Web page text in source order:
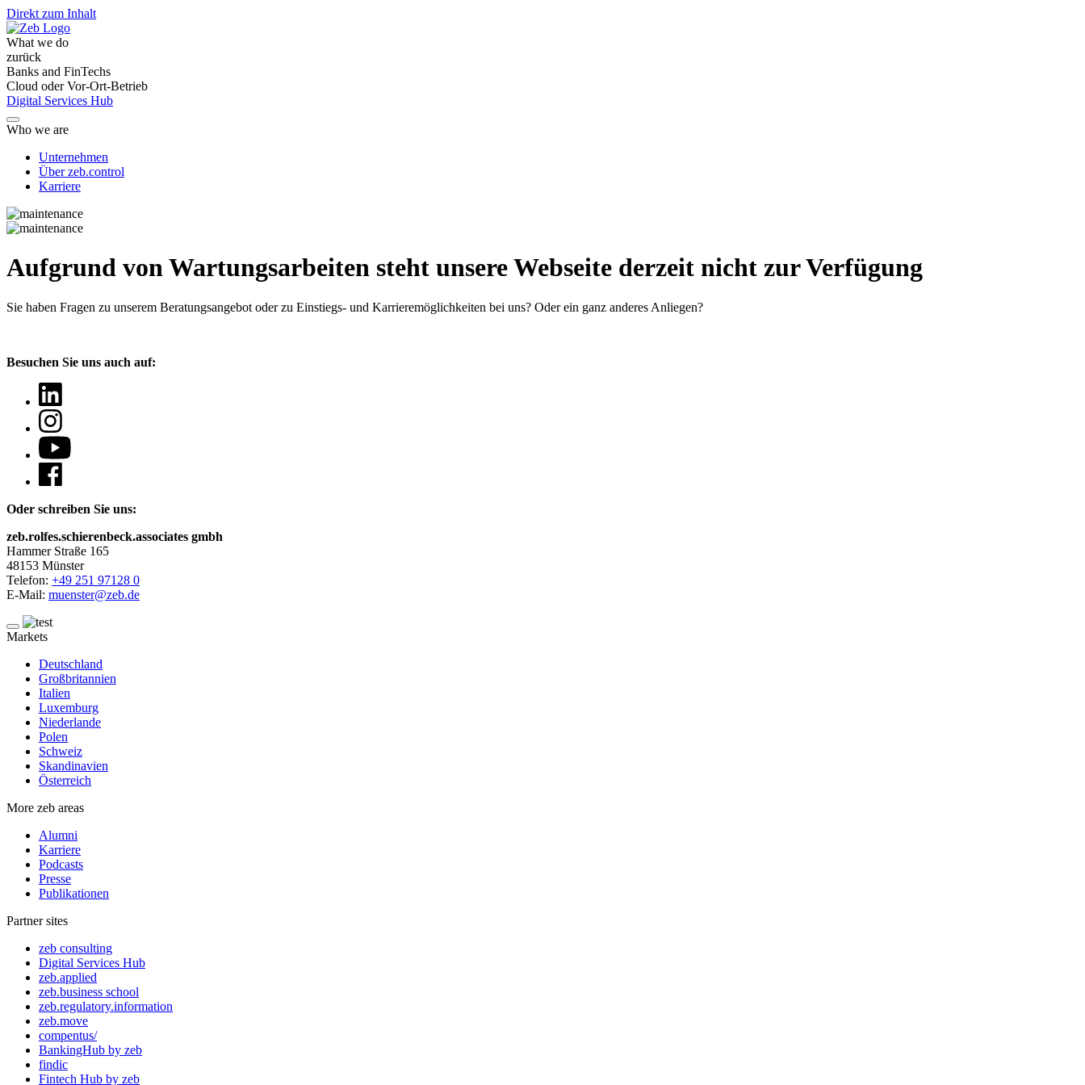
Direkt zum Inhalt
What we do
zurück
Banks and FinTechs
Cloud oder Vor-Ort-Betrieb
Digital Services Hub
Who we are
Unternehmen
Über zeb.control
Karriere
Aufgrund von Wartungsarbeiten steht unsere Webseite derzeit nicht zur Verfügung
Sie haben Fragen zu unserem Beratungsangebot oder zu Einstiegs- und Karrieremöglichkeiten bei uns? Oder ein ganz anderes Anliegen?
Besuchen Sie uns auch auf:
Oder schreiben Sie uns:
zeb.rolfes.schierenbeck.associates gmbh
Hammer Straße 165
48153 Münster
Telefon: +49 251 97128 0
E-Mail: muenster@zeb.de
Markets
Deutschland
Großbritannien
Italien
Luxemburg
Niederlande
Polen
Schweiz
Skandinavien
Österreich
More zeb areas
Alumni
Karriere
Podcasts
Presse
Publikationen
Partner sites
zeb consulting
Digital Services Hub
zeb.applied
zeb.business school
zeb.regulatory.information
zeb.move
compentus/
BankingHub by zeb
findic
Fintech Hub by zeb